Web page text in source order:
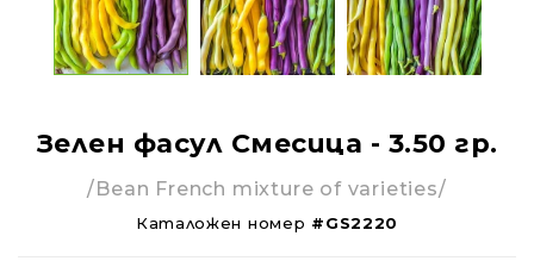
Зелен фасул Смесица - 3.50 гр.
/Bean French mixture of varieties/
Каталожен номер #GS2220